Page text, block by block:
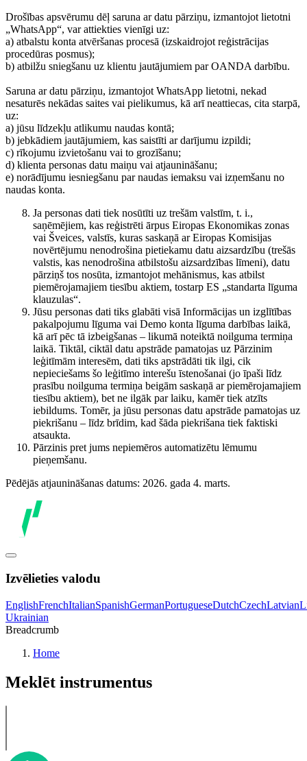
Drošības apsvērumu dēļ saruna ar datu pārziņu, izmantojot lietotni
„WhatsApp“, var attiekties vienīgi uz:
a) atbalstu konta atvēršanas procesā (izskaidrojot reģistrācijas
procedūras posmus);
b) atbilžu sniegšanu uz klientu jautājumiem par OANDA darbību.
Saruna ar datu pārziņu, izmantojot WhatsApp lietotni, nekad
nesaturēs nekādas saites vai pielikumus, kā arī neattiecas, cita starpā,
uz:
a) jūsu līdzekļu atlikumu naudas kontā;
b) jebkādiem jautājumiem, kas saistīti ar darījumu izpildi;
c) rīkojumu izvietošanu vai to grozīšanu;
d) klienta personas datu maiņu vai atjaunināšanu;
e) norādījumu iesniegšanu par naudas iemaksu vai izņemšanu no
naudas konta.
Ja personas dati tiek nosūtīti uz trešām valstīm, t. i.,
saņēmējiem, kas reģistrēti ārpus Eiropas Ekonomikas zonas
vai Šveices, valstīs, kuras saskaņā ar Eiropas Komisijas
novērtējumu nenodrošina pietiekamu datu aizsardzību (trešās
valstis, kas nenodrošina atbilstošu aizsardzības līmeni), datu
pārziņš tos nosūta, izmantojot mehānismus, kas atbilst
piemērojamajiem tiesību aktiem, tostarp ES „standarta līguma
klauzulas“.
Jūsu personas dati tiks glabāti visā Informācijas un izglītības
pakalpojumu līguma vai Demo konta līguma darbības laikā,
kā arī pēc tā izbeigšanas – likumā noteiktā noilguma termiņa
laikā. Tiktāl, ciktāl datu apstrāde pamatojas uz Pārzinim
leģitīmām interesēm, dati tiks apstrādāti tik ilgi, cik
nepieciešams šo leģitīmo interešu īstenošanai (jo īpaši līdz
prasību noilguma termiņa beigām saskaņā ar piemērojamajiem
tiesību aktiem), bet ne ilgāk par laiku, kamēr tiek atzīts
iebildums. Tomēr, ja jūsu personas datu apstrāde pamatojas uz
piekrišanu – līdz brīdim, kad šāda piekrišana tiek faktiski
atsaukta.
Pārzinis pret jums nepiemēros automatizētu lēmumu
pieņemšanu.
Pēdējās atjaunināšanas datums: 2026. gada 4. marts.
Izvēlieties valodu
EnglishFrenchItalianSpanishGermanPortugueseDutchCzechLatvian
Ukrainian
Breadcrumb
Home
Meklēt instrumentus